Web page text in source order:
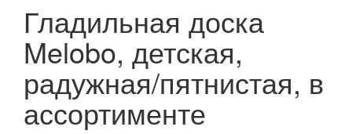
Гладильная доска
Melobo, детская,
радужная/пятнистая, в
ассортименте